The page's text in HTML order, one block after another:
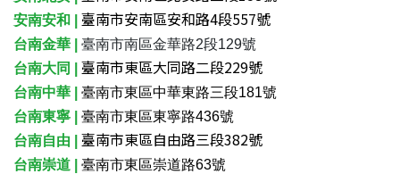
安南安和 | 臺南市安南區安和路4段557號
台南金華 | 臺南市南區金華路2段129號
台南大同 | 臺南市東區大同路二段229號
台南中華 | 臺南市東區中華東路三段181號
台南東寧 | 臺南市東區東寧路436號
台南自由 | 臺南市東區自由路三段382號
台南崇道 | 臺南市東區崇道路63號